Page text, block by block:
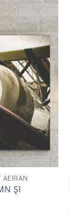
Adaugă
la
favorite
AERIAN
ȘI